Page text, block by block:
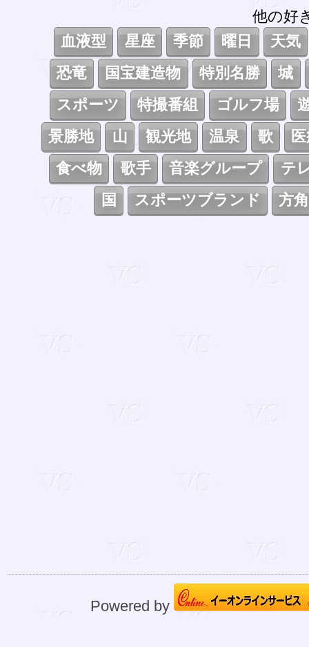
他の好
血液型
星座 季節 曜日
天気
恐竜
国宝建造物 特別名勝
城
スポーツ
特撮番組 ゴルフ場
景勝地
山 観光地 温泉 歌
食べ物
歌手 音楽グループ
テ
国
スポーツブランド 方角
Powered by